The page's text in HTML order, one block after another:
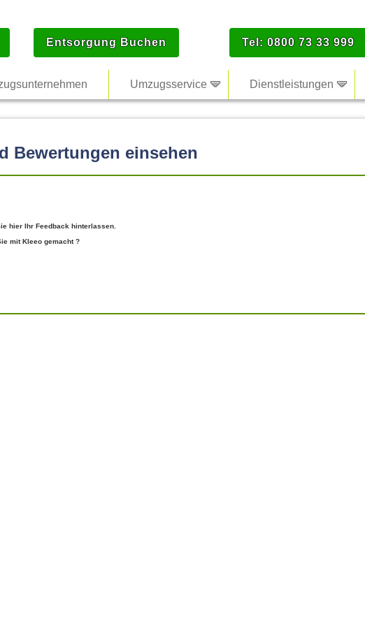
Entsorgung Buchen Tel: 0800 73 33 999
Umzugsservice Dienstleistungen
Bewertungen einsehen
hier Ihr Feedback hinterlassen.
mit Kleeo gemacht ?